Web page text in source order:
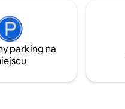
parking na